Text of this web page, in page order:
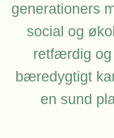
generationers
social og
retfærdig og
bæredygtigt
en sund